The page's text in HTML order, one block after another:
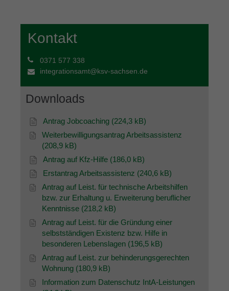
Kontakt
0371 577 338
integrationsamt@ksv-sachsen.de
Downloads
Antrag Jobcoaching (224,3 kB)
Weiterbewilligungsantrag Arbeitsassistenz
(208,9 kB)
Antrag auf Kfz-Hilfe (186,0 kB)
Erstantrag Arbeitsassistenz (240,6 kB)
Antrag auf Leist. für technische Arbeitshilfen
bzw. zur Erhaltung u. Erweiterung beruflicher
Kenntnisse (218,2 kB)
Antrag auf Leist. für die Gründung einer
selbstständigen Existenz bzw. Hilfe in
besonderen Lebenslagen (196,5 kB)
Antrag auf Leist. zur behinderungsgerechten
Wohnung (180,9 kB)
Information zum Datenschutz IntA-Leistungen